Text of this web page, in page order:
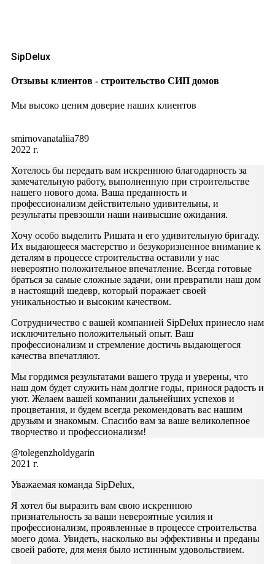
SipDelux
Отзывы клиентов - строительство СИП домов
Мы высоко ценим доверие наших клиентов
smirnovanataliia789
2022 г.
Хотелось бы передать вам искреннюю благодарность за
замечательную работу, выполненную при строительстве
нашего нового дома. Ваша преданность и
профессионализм действительно удивительны, и
результаты превзошли наши наивысшие ожидания.
Хочу особо выделить Ришата и его удивительную бригаду.
Их выдающееся мастерство и безукоризненное внимание к
деталям в процессе строительства оставили у нас
невероятно положительное впечатление. Всегда готовые
браться за самые сложные задачи, они превратили наш дом
в настоящий шедевр, который поражает своей
уникальностью и высоким качеством.
Сотрудничество с вашей компанией SipDelux принесло нам
исключительно положительный опыт. Ваш
профессионализм и стремление достичь выдающегося
качества впечатляют.
Мы гордимся результатами вашего труда и уверены, что
наш дом будет служить нам долгие годы, принося радость и
уют. Желаем вашей компании дальнейших успехов и
процветания, и будем всегда рекомендовать вас нашим
друзьям и знакомым. Спасибо вам за ваше великолепное
творчество и профессионализм!
@tolegenzholdygarin
2021 г.
Уважаемая команда SipDelux,
Я хотел бы выразить вам свою искреннюю
признательность за ваши невероятные усилия и
профессионализм, проявленные в процессе строительства
моего дома. Увидеть, насколько вы эффективны и преданы
своей работе, для меня было истинным удовольствием.